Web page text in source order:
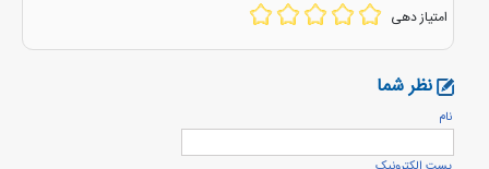
امتیاز دهی
نظر شما
نام